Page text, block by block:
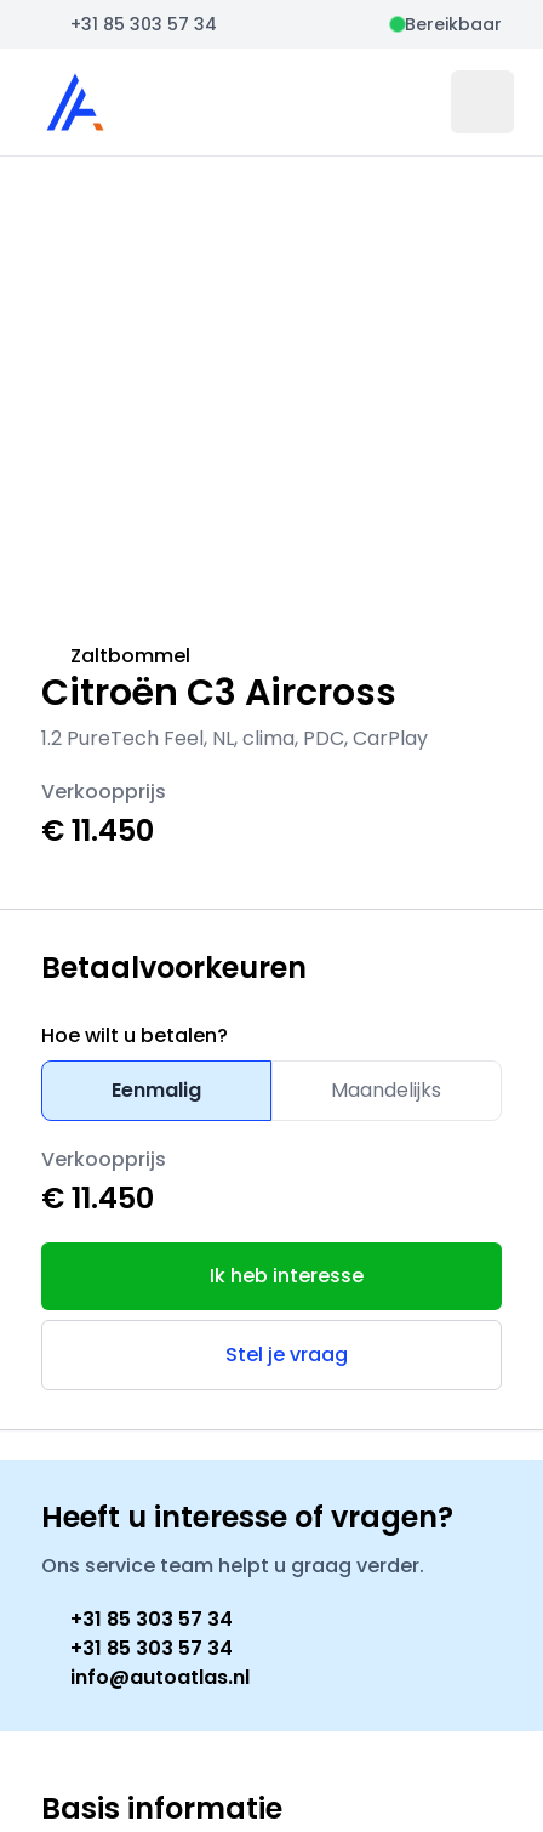
+31 85 303 57 34 Bereikbaar
Auto Atlas
Citroën C3 Aircross
1.2 PureTech Feel, NL, clima, PDC, CarPlay
Zaltbommel
Verkoopprijs
€ 11.450
Betaalvoorkeuren
Hoe wilt u betalen?
Eenmalig
Maandelijks
Verkoopprijs
€ 11.450
Ik heb interesse
Stel je vraag
Heeft u interesse of vragen?
Ons service team helpt u graag verder.
+31 85 303 57 34
+31 85 303 57 34
info@autoatlas.nl
Basis informatie